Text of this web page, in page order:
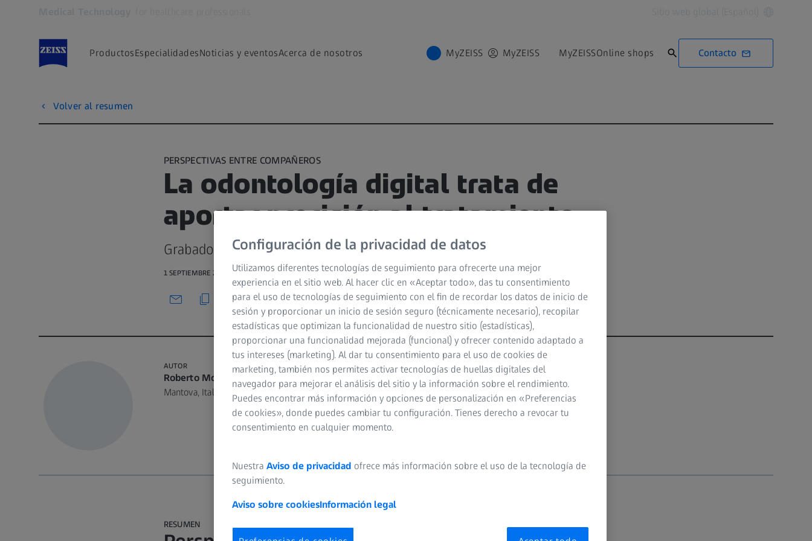
ProductosEspecialidadesNoticias y eventosAcerca de nosotros MyZEISS MyZEISS MyZEISSOnline shops Contacto
Volver al resumen
PERSPECTIVAS ENTRE COMPAÑEROS
La odontología digital trata de
aportar precisión al tratamiento
Grabado durante el ZEISS Dental Day 2023
1 SEPTIEMBRE 2023 · 15 MIN VER
AUTOR
Roberto Molinari, DDS
Mantova, Italia
RESUMEN
Configuración de la privacidad de datos
Utilizamos diferentes tecnologías de seguimiento para ofrecerte una mejor
experiencia en el sitio web. Al hacer clic en «Aceptar todo», das tu consentimiento
para el uso de tecnologías de seguimiento con el fin de recordar los datos de inicio de
sesión y proporcionar un inicio de sesión seguro (técnicamente necesario), recopilar
estadísticas que optimizan la funcionalidad de nuestro sitio (estadísticas),
proporcionar una funcionalidad mejorada (funcional) y ofrecer contenido adaptado a
tus intereses (marketing). Al dar tu consentimiento para el uso de cookies de
marketing, también nos permites activar tecnologías de huellas digitales del
navegador para mejorar el análisis del sitio y la información sobre el rendimiento.
Puedes encontrar más información y opciones de personalización en «Preferencias
de cookies», donde puedes cambiar tu configuración. Tienes derecho a revocar tu
consentimiento en cualquier momento.
Nuestra Aviso de privacidad ofrece más información sobre el uso de la tecnología de
seguimiento.
Aviso sobre cookiesInformación legal